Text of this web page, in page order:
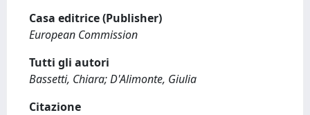
Casa editrice (Publisher)
European Commission
Tutti gli autori
Bassetti, Chiara; D'Alimonte, Giulia
Citazione